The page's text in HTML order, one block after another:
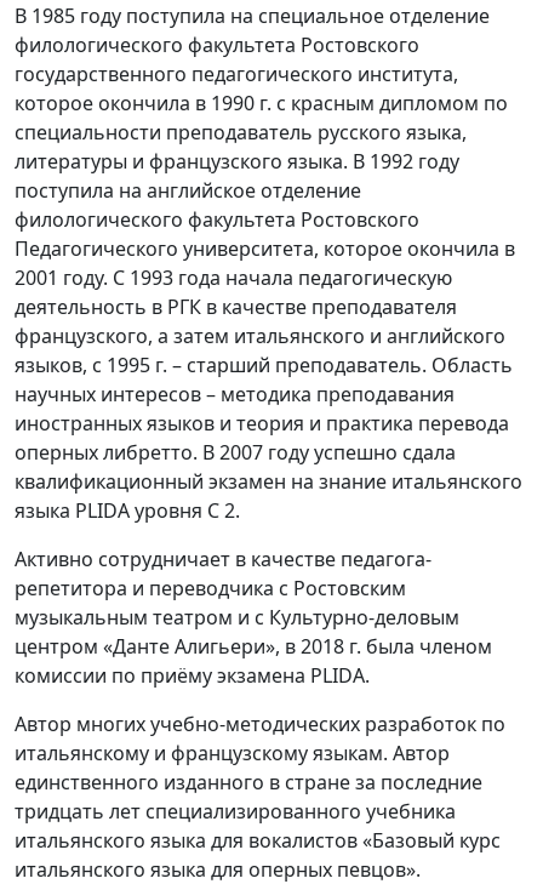
В 1985 году поступила на специальное отделение
филологического факультета Ростовского
государственного педагогического института,
которое окончила в 1990 г. с красным дипломом по
специальности преподаватель русского языка,
литературы и французского языка. В 1992 году
поступила на английское отделение
филологического факультета Ростовского
Педагогического университета, которое окончила в
2001 году. С 1993 года начала педагогическую
деятельность в РГК в качестве преподавателя
французского, а затем итальянского и английского
языков, с 1995 г. – старший преподаватель. Область
научных интересов – методика преподавания
иностранных языков и теория и практика перевода
оперных либретто. В 2007 году успешно сдала
квалификационный экзамен на знание итальянского
языка PLIDA уровня С 2.
Активно сотрудничает в качестве педагога-
репетитора и переводчика с Ростовским
музыкальным театром и с Культурно-деловым
центром «Данте Алигьери», в 2018 г. была членом
комиссии по приёму экзамена PLIDA.
Автор многих учебно-методических разработок по
итальянскому и французскому языкам. Автор
единственного изданного в стране за последние
тридцать лет специализированного учебника
итальянского языка для вокалистов «Базовый курс
итальянского языка для оперных певцов».